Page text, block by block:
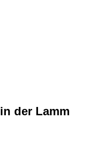
der Lamm